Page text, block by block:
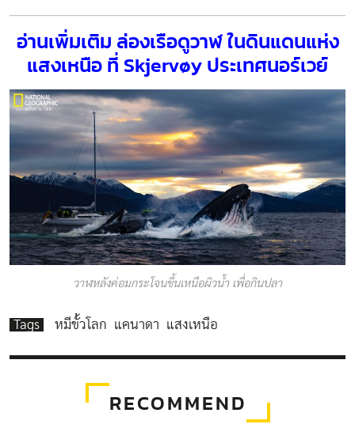
อ่านเพิ่มเติม ล่องเรือดูวาฬ ในดินแดนแห่ง
แสงเหนือ ที่ Skjervøy ประเทศนอร์เวย์
วาฬหลังค่อมกระโจนขึ้นเหนือผิวน้ำ เพื่อกินปลา
Tags หมีขั้วโลก แคนาดา แสงเหนือ
RECOMMEND